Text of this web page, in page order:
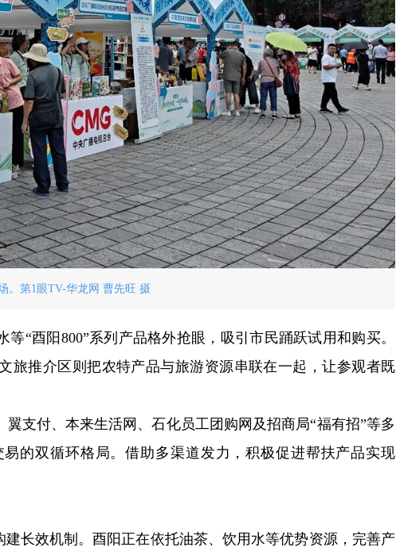
。第1眼TV-华龙网 曹先旺 摄
“酉阳800”系列产品格外抢眼，吸引市民踊跃试用和购买。
旅推介区则把农特产品与旅游资源串联在一起，让参观者既
支付、本来生活网、石化员工团购网及招商局“福有招”等多
的双循环格局。借助多渠道发力，积极促进帮扶产品实现
长效机制。酉阳正在依托油茶、饮用水等优势资源，完善产